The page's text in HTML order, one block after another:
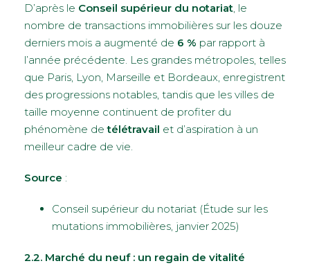
D’après le Conseil supérieur du notariat , le
nombre de transactions immobilières sur les douze
derniers mois a augmenté de 6 % par rapport à
l’année précédente. Les grandes métropoles, telles
que Paris, Lyon, Marseille et Bordeaux, enregistrent
des progressions notables, tandis que les villes de
taille moyenne continuent de profiter du
phénomène detélétravail et d’aspiration à un
meilleur cadre de vie.
Source :
Conseil supérieur du notariat (Étude sur les
mutations immobilières, janvier 2025)
2.2. Marché du neuf : un regain de vitalité